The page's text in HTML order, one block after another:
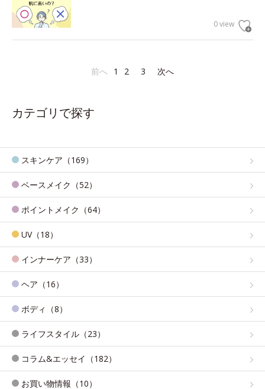
0 view
前へ 1 2 3 次へ
カテゴリで探す
スキンケア（169）
ベースメイク（52）
ポイントメイク（64）
UV（18）
インナーケア（33）
ヘア（16）
ボディ（8）
ライフスタイル（23）
コラム&エッセイ（182）
お買い物情報（10）